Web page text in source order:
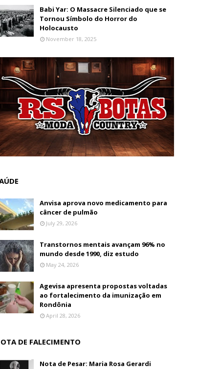
Babi Yar: O Massacre Silenciado que se
Tornou Símbolo do Horror do
Holocausto
November 18, 2025
Anvisa aprova novo medicamento para
câncer de pulmão
July 29, 2026
Transtornos mentais avançam 96% no
mundo desde 1990, diz estudo
May 24, 2026
Agevisa apresenta propostas voltadas
ao fortalecimento da imunização em
Rondônia
April 28, 2026
DE FALECIMENTO
Nota de Pesar: Maria Rosa Gerardi